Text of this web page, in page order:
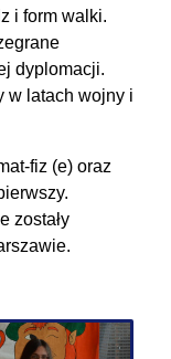
i form walki.
dyplomacji.
w latach wojny i
fiz (e) oraz
zostały